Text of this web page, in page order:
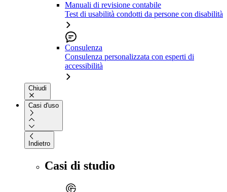
Manuali di revisione contabile
Test di usabilità condotti da persone con disabilità
Consulenza
Consulenza personalizzata con esperti di
accessibilità
Chiudi
Casi d'uso
Indietro
Casi di studio